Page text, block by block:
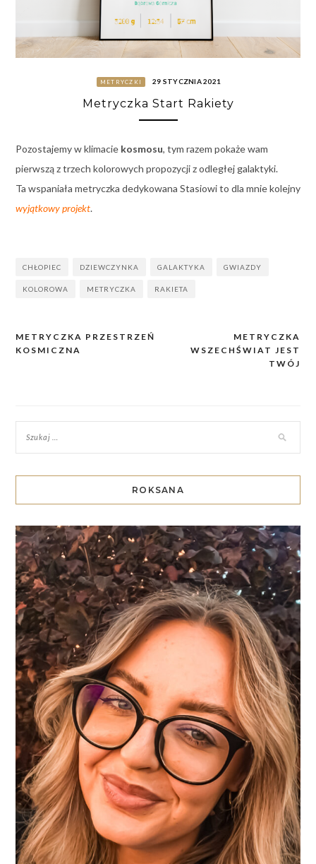
METRYCZKI 29 STYCZNIA 2021
Metryczka Start Rakiety
Pozostajemy w klimacie kosmosu, tym razem pokaże wam
pierwszą z trzech kolorowych propozycji z odległej galaktyki.
Ta wspaniała metryczka dedykowana Stasiowi to dla mnie kolejny
wyjątkowy projekt.
CHŁOPIEC DZIEWCZYNKA GALAKTYKA GWIAZDY
KOLOROWA METRYCZKA RAKIETA
Nawigacja
METRYCZKA
WSZECHŚWIAT JEST
TWÓJ
METRYCZKA PRZESTRZEŃ
KOSMICZNA
ROKSANA